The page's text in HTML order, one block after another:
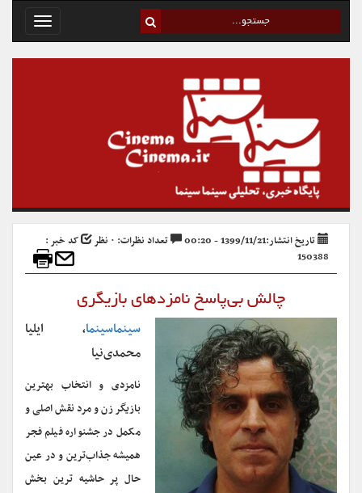
Toggle
تاریخ انتشار:1399/11/21 - 00:20 تعداد نظرات: ۰ نظر
کد خبر :
150388
چالش بی‌پاسخ نامزدهای بازیگری
سینماسینما، ایلیا
محمدی‌نیا
نامزدی و انتخاب بهترین
بازیگر زن و مرد نقش اصلی و
مکمل در جشنواره فیلم فجر
همیشه جذاب‌ترین و در عین
حال پر حاشیه ترین بخش